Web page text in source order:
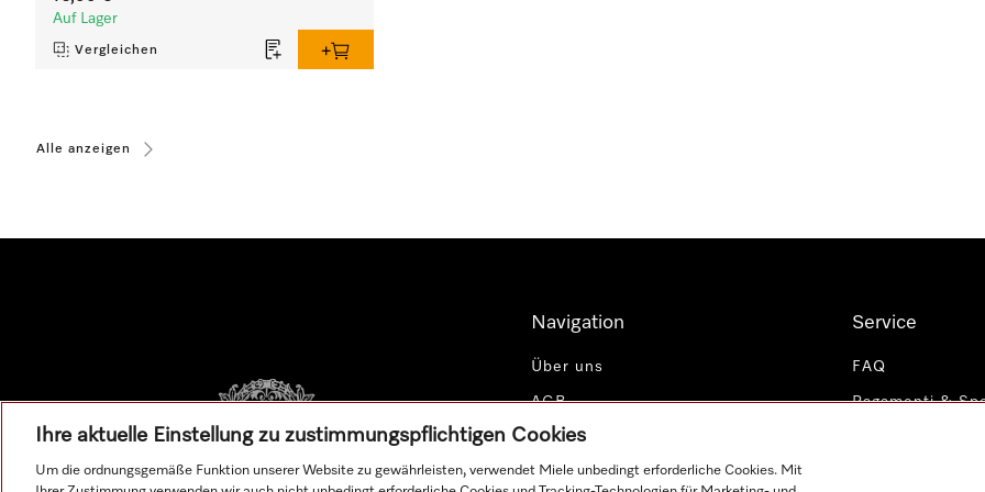
Auf Lager
Vergleichen
Alle anzeigen
Navigation
Über uns
AGB
Datenschutz
Cookie-Einstellungen
Service
FAQ
Pagamenti &
Ihre aktuelle Einstellung zu zustimmungspflichtigen Cookies
Um die ordnungsgemäße Funktion unserer Website zu gewährleisten, verwendet Miele unbedingt erforderliche Cookies. Mit